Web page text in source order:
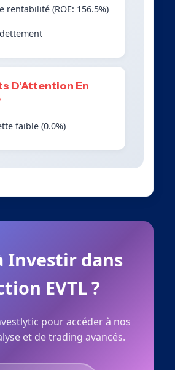
rentabilité (ROE: 156.5%)
D’Attention En
faible (0.0%)
Investir dans
EVTL ?
pour accéder à nos
et de trading avancés.